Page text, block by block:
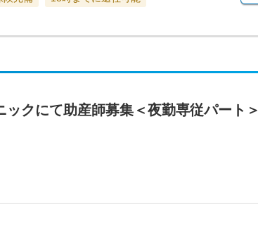
クにて助産師募集＜夜勤専従パート＞